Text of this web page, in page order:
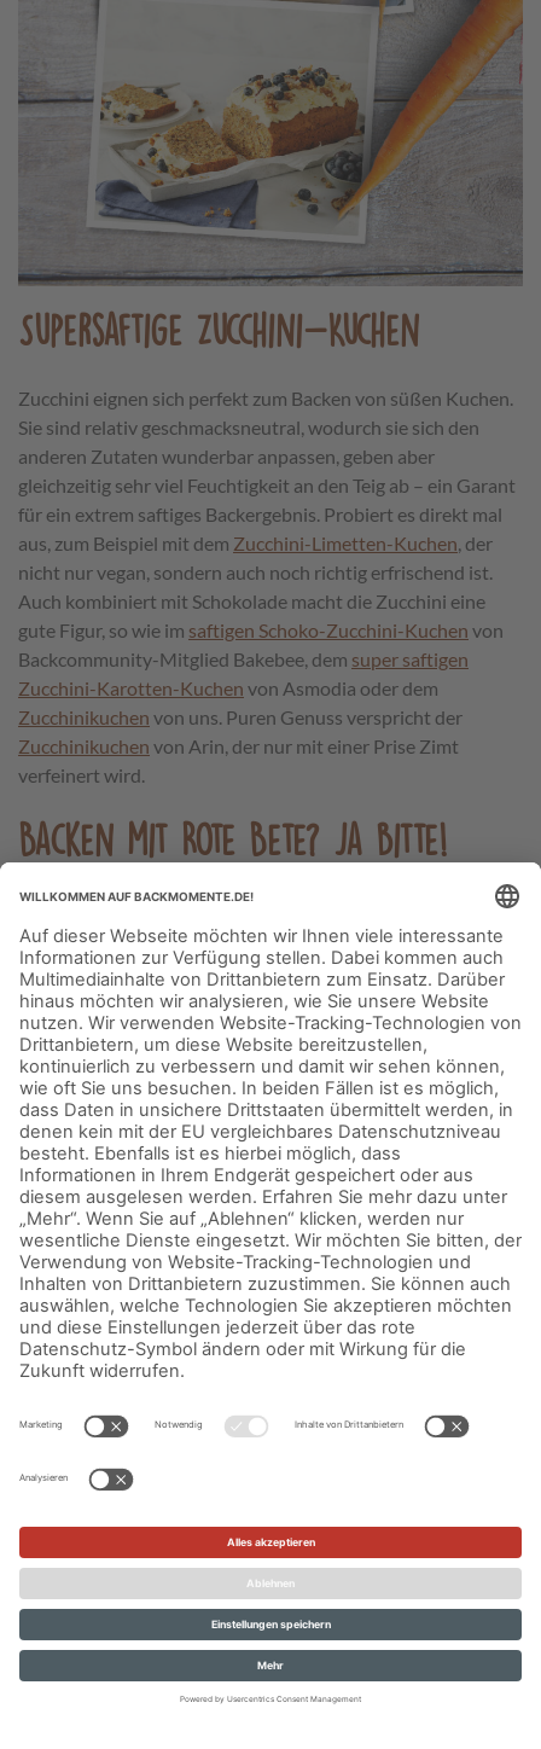
Supersaftige Zucchini-Kuchen
Zucchini eignen sich perfekt zum Backen von süßen Kuchen.
Sie sind relativ geschmacksneutral, wodurch sie sich den
anderen Zutaten wunderbar anpassen, geben aber
gleichzeitig sehr viel Feuchtigkeit an den Teig ab – ein Garant
für ein extrem saftiges Backergebnis. Probiert es direkt mal
aus, zum Beispiel mit dem Zucchini-Limetten-Kuchen , der
nicht nur vegan, sondern auch noch richtig erfrischend ist.
Auch kombiniert mit Schokolade macht die Zucchini eine
gute Figur, so wie im saftigen Schoko-Zucchini-Kuchen von
Backcommunity-Mitglied Bakebee, dem super saftigen
Zucchini-Karotten-Kuchen von Asmodia oder dem
Zucchinikuchen von uns. Puren Genuss verspricht der
Zucchinikuchen von Arin, der nur mit einer Prise Zimt
verfeinert wird.
Backen mit Rote Bete? Ja bitte!
Ein echter Geheimtipp ist die Rote Bete – gebt ihr unbedingt
eine Chance beim Kuchenbacken. Auch sie macht den
Kuchen herrlich saftig und ist nicht mehr zu schmecken,
wenn sie erstmal im Ofen war. DerBlitzschokokuchen mit
Roter Beteist der beste Beweis dafür.
Seid ihr auf den Geschmack gekommen? Dann freuen wir uns
über eure Lieblingsrezepte mit Gemüse. Stellt sie derBack-
Community zur Verfügung oder zeigt sie uns aufFacebook
undInstagram, wo ihr uns am besten mit #backmomente
markiert. Viel Spaß beim Backen!